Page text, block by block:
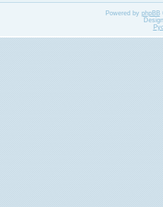
Powered by phpBB